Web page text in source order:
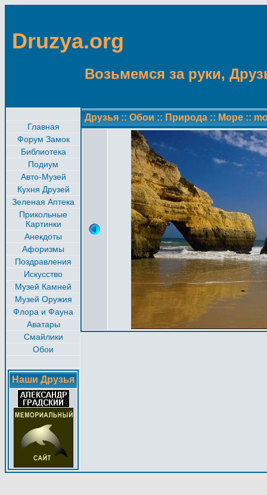
Druzya.org
Возьмемся за руки,
Главная
Форум Замок
Библиотека
Подиум
Авто-Музей
Кухня Друзей
Зеленая Аптека
Прикольные
Картинки
Анекдоты
Афоризмы
Поздравления
Искусство
Музей Камней
Музей Оружия
Флора и Фауна
Аватары
Смайлики
Обои
Наши Друзья
Друзья :: Обои :: Природа :: Море ::